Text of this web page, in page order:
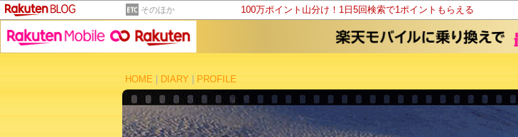
そのほか 100万ポイント山分け！1日5回検索で1ポイントもらえる
HOME
DIARY PROFILE